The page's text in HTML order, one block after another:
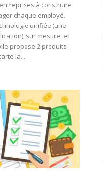
à construire
chaque employé.
unifiée (une
sur mesure, et
propose 2 produits
la...